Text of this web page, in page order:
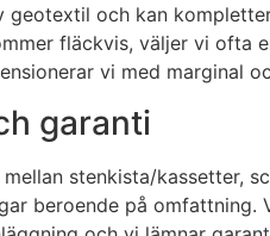
geotextil och kan
fläckvis, väljer vi ofta
vi med marginal
garanti
mellan stenkista/kassetter,
beroende på